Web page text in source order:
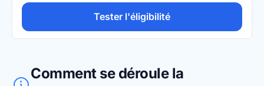
Tester l'éligibilité
Comment se déroule la